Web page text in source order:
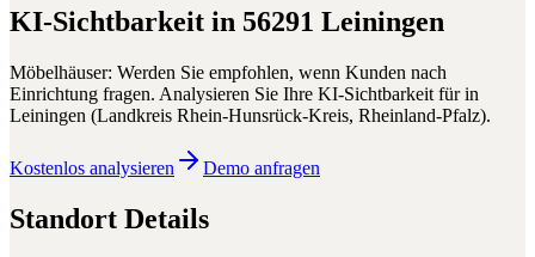
KI-Sichtbarkeit in 56291 Leiningen
Möbelhäuser: Werden Sie empfohlen, wenn Kunden nach
Einrichtung fragen. Analysieren Sie Ihre KI-Sichtbarkeit fürin
Leiningen (Landkreis Rhein-Hunsrück-Kreis, Rheinland-Pfalz).
Kostenlos analysieren Demo anfragen
Standort Details